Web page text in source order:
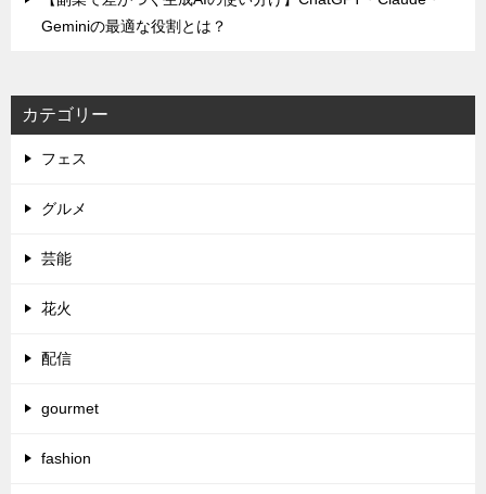
Geminiの最適な役割とは？
カテゴリー
フェス
グルメ
芸能
花火
配信
gourmet
fashion